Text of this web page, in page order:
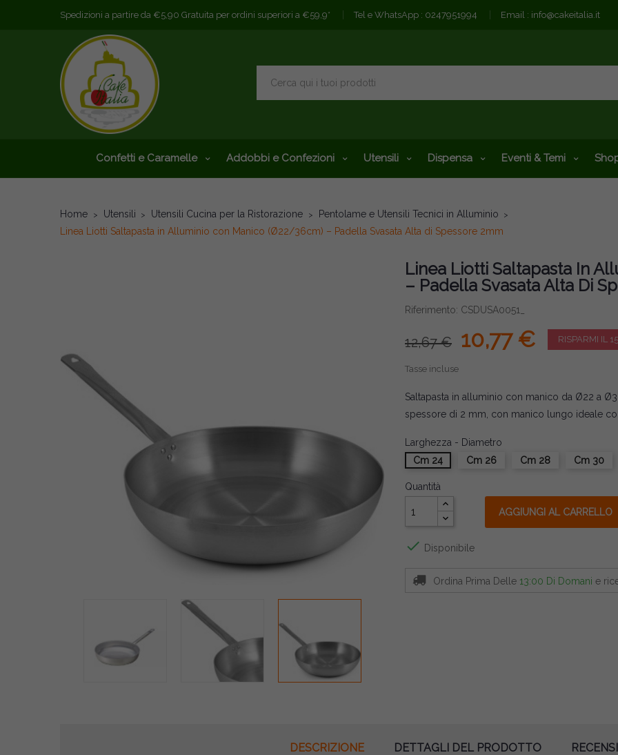
Spedizioni a partire da €5,90 Gratuita per ordini superiori a €59,9* Tel e WhatsApp : 0247951994 Email : info@cakeitalia.it
Confetti e Caramelle Addobbi e Confezioni Utensili Dispensa Eventi & Temi
Home Utensili Utensili Cucina per la Ristorazione
Pentolame e Utensili Tecnici in Alluminio
Linea Liotti Saltapasta in Alluminio con Manico (Ø22/36cm) – Padella Svasata Alta di Spessore 2mm
Linea Liotti Saltapasta In
– Padella Svasata Alta Di
Riferimento: CSDUSA0051_
12,67 € 10,77 € RISPARMI IL
Tasse incluse
Saltapasta in alluminio con manico da Ø22 a
spessore di 2 mm, con manico lungo ideale
Larghezza - Diametro
Cm 24
Cm 26 Cm 28 Cm 30
Quantità
AGGIUNGI AL CARRELLO
 Disponibile
Ordina Prima Delle 13:00 Di Domani e
DESCRIZIONE DETTAGLI DEL PRODOTTO